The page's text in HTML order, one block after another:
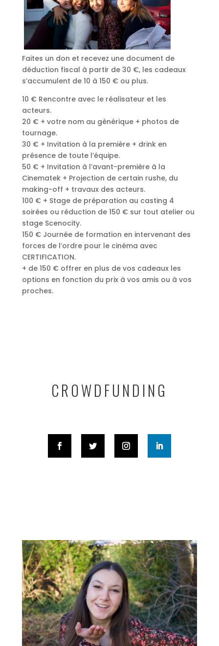
Faites un don et recevez une document de
déduction fiscal à partir de 30 €, les cadeaux
s’accumulent de 10 à 150 € ou plus.
10 € Rencontre avec le réalisateur et les
acteurs.
20 € + votre nom au générique + photos de
tournage.
30 € + Invitation à la première + drink en
présence de toute l’équipe.
50 € + Invitation à l’avant-première à la
Cinematek + Projection de certain rushe, du
making-off + travaux des acteurs.
100 € + Stage de préparation au casting 4
soirées ou réduction de 150 € sur tout atelier ou
stage Scenocity.
150 € Journée de formation en intervenant des
forces de l’ordre pour le cinéma avec
CERTIFICATION.
+ de 150 € offrer en plus de vos cadeaux les
options en fonction du prix à vos amis ou à vos
proches.
CROWDFUNDING